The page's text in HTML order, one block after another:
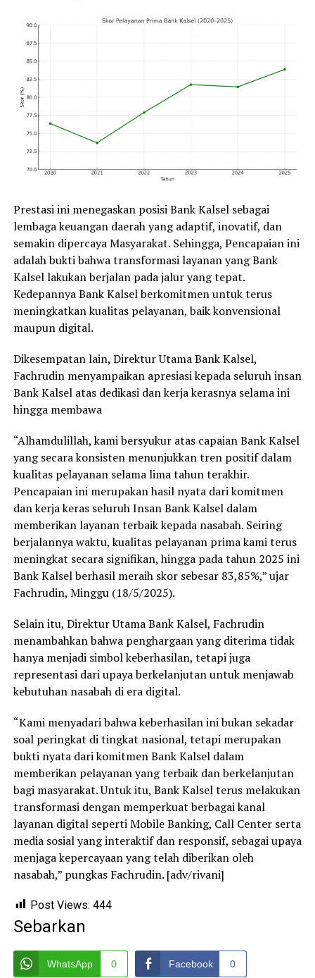
Prestasi ini menegaskan posisi Bank Kalsel sebagai
lembaga keuangan daerah yang adaptif, inovatif, dan
semakin dipercaya Masyarakat. Sehingga, Pencapaian ini
adalah bukti bahwa transformasi layanan yang Bank
Kalsel lakukan berjalan pada jalur yang tepat.
Kedepannya Bank Kalsel berkomitmen untuk terus
meningkatkan kualitas pelayanan, baik konvensional
maupun digital.
Dikesempatan lain, Direktur Utama Bank Kalsel,
Fachrudin menyampaikan apresiasi kepada seluruh insan
Bank Kalsel atas dedikasi dan kerja kerasnya selama ini
hingga membawa
“Alhamdulillah, kami bersyukur atas capaian Bank Kalsel
yang secara konsisten menunjukkan tren positif dalam
kualitas pelayanan selama lima tahun terakhir.
Pencapaian ini merupakan hasil nyata dari komitmen
dan kerja keras seluruh Insan Bank Kalsel dalam
memberikan layanan terbaik kepada nasabah. Seiring
berjalannya waktu, kualitas pelayanan prima kami terus
meningkat secara signifikan, hingga pada tahun 2025 ini
Bank Kalsel berhasil meraih skor sebesar 83,85%,” ujar
Fachrudin, Minggu (18/5/2025).
Selain itu, Direktur Utama Bank Kalsel, Fachrudin
menambahkan bahwa penghargaan yang diterima tidak
hanya menjadi simbol keberhasilan, tetapi juga
representasi dari upaya berkelanjutan untuk menjawab
kebutuhan nasabah di era digital.
“Kami menyadari bahwa keberhasilan ini bukan sekadar
soal peringkat di tingkat nasional, tetapi merupakan
bukti nyata dari komitmen Bank Kalsel dalam
memberikan pelayanan yang terbaik dan berkelanjutan
bagi masyarakat. Untuk itu, Bank Kalsel terus melakukan
transformasi dengan memperkuat berbagai kanal
layanan digital seperti Mobile Banking, Call Center serta
media sosial yang interaktif dan responsif, sebagai upaya
menjaga kepercayaan yang telah diberikan oleh
nasabah,” pungkas Fachrudin. [adv/rivani]
Post Views: 444
Sebarkan
WhatsApp 0 Facebook 0